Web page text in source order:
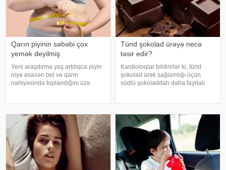
Qarın piyinin səbəbi çox
yemək deyilmiş
Yeni araşdırma yaş artdıqca piyin
niyə əsasən bel və qarın
nahiyəsində toplandığını üzə
müşahidə edir. Bu isə təkcə esteti
Tünd şokolad ürəyə necə
təsir edir?
Kardioloqlar bildirirlər ki, tünd
şokolad ürək sağlamlığı üçün
südlü şokoladdan daha faydalı
maddələrdir. -a istinadən bildirir ki